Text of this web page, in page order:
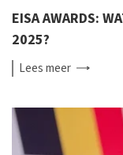
EISA AWARDS:
2025?
Leesmeer